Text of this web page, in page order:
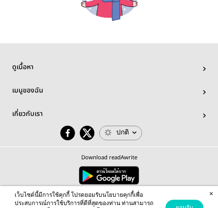
ดูเนื้อหา
เมนูของฉัน
เกี่ยวกับเรา
ปกติ
Download readAwrite
© 2026 readAwrite.com by MEB Corporation Public Company Limited
This site is protected by reCAPTCHA and the Google Privacy Policy Terms of Serviceapply.
เว็บไซต์นี้มีการใช้คุกกี้ โปรดยอมรับนโยบายคุกกี้เพื่อ
ประสบการณ์การใช้บริการที่ดีที่สุดของท่าน ท่านสามารถ
×